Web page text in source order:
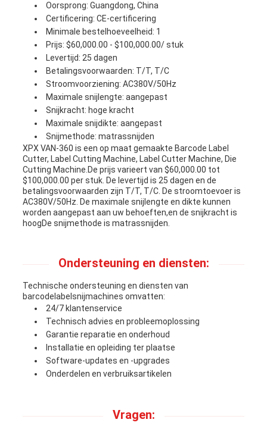
Oorsprong: Guangdong, China
Certificering: CE-certificering
Minimale bestelhoeveelheid: 1
Prijs: $60,000.00 - $100,000.00/ stuk
Levertijd: 25 dagen
Betalingsvoorwaarden: T/T, T/C
Stroomvoorziening: AC380V/50Hz
Maximale snijlengte: aangepast
Snijkracht: hoge kracht
Maximale snijdikte: aangepast
Snijmethode: matrassnijden
XPX VAN-360 is een op maat gemaakte Barcode Label
Cutter, Label Cutting Machine, Label Cutter Machine, Die
Cutting Machine.De prijs varieert van $60,000.00 tot
$100,000.00 per stuk. De levertijd is 25 dagen en de
betalingsvoorwaarden zijn T/T, T/C. De stroomtoevoer is
AC380V/50Hz. De maximale snijlengte en dikte kunnen
worden aangepast aan uw behoeften,en de snijkracht is
hoogDe snijmethode is matrassnijden.
Ondersteuning en diensten:
Technische ondersteuning en diensten van
barcodelabelsnijmachines omvatten:
24/7 klantenservice
Technisch advies en probleemoplossing
Garantie reparatie en onderhoud
Installatie en opleiding ter plaatse
Software-updates en -upgrades
Onderdelen en verbruiksartikelen
Vragen: